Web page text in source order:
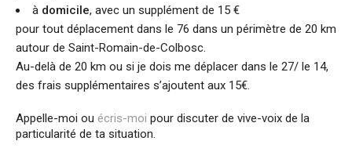
à domicile, avec un supplément de 15 €
pour tout déplacement dans le 76 dans un périmètre de 20 km
autour de Saint-Romain-de-Colbosc.
Au-delà de 20 km ou si je dois me déplacer dans le 27/ le 14,
des frais supplémentaires s’ajoutent aux 15€.
Appelle-moi ou écris-moi pour discuter de vive-voix de la
particularité de ta situation.